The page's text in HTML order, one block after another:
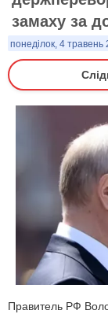
замаху за
понеділок, 4 травень
Правитель РФ